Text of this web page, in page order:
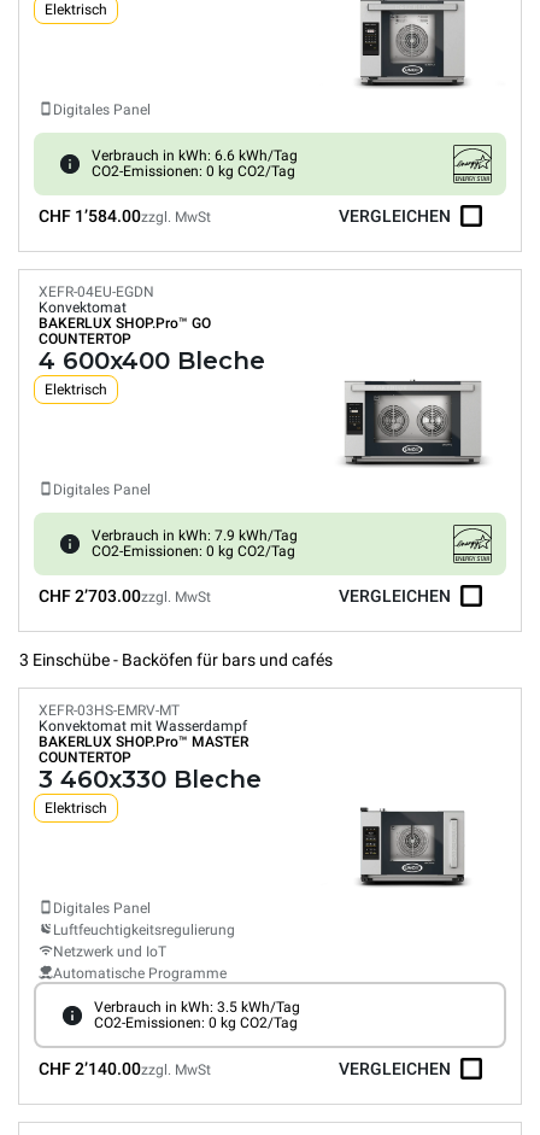
Elektrisch
Digitales Panel
Verbrauch in kWh: 6.6 kWh/Tag
CO2-Emissionen: 0 kg CO2/Tag
CHF 1’584.00zzgl. MwSt VERGLEICHEN
XEFR-04EU-EGDN
Konvektomat
BAKERLUX SHOP.Pro™ GO
COUNTERTOP
4 600x400 Bleche
Elektrisch
Digitales Panel
Verbrauch in kWh: 7.9 kWh/Tag
CO2-Emissionen: 0 kg CO2/Tag
CHF 2’703.00zzgl. MwSt VERGLEICHEN
3 Einschübe - Backöfen für bars und cafés
XEFR-03HS-EMRV-MT
Konvektomat mit Wasserdampf
BAKERLUX SHOP.Pro™ MASTER
COUNTERTOP
3 460x330 Bleche
Elektrisch
Digitales Panel
Luftfeuchtigkeitsregulierung
Netzwerk und IoT
Automatische Programme
Verbrauch in kWh: 3.5 kWh/Tag
CO2-Emissionen: 0 kg CO2/Tag
CHF 2’140.00zzgl. MwSt VERGLEICHEN